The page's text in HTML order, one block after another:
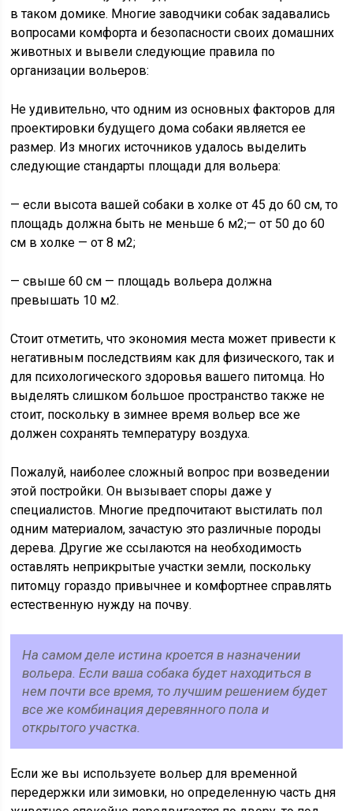
в таком домике. Многие заводчики собак задавались
вопросами комфорта и безопасности своих домашних
животных и вывели следующие правила по
организации вольеров:
Не удивительно, что одним из основных факторов для
проектировки будущего дома собаки является ее
размер. Из многих источников удалось выделить
следующие стандарты площади для вольера:
— если высота вашей собаки в холке от 45 до 60 см, то
площадь должна быть не меньше 6 м2;— от 50 до 60
см в холке — от 8 м2;
— свыше 60 см — площадь вольера должна
превышать 10 м2.
Стоит отметить, что экономия места может привести к
негативным последствиям как для физического, так и
для психологического здоровья вашего питомца. Но
выделять слишком большое пространство также не
стоит, поскольку в зимнее время вольер все же
должен сохранять температуру воздуха.
Пожалуй, наиболее сложный вопрос при возведении
этой постройки. Он вызывает споры даже у
специалистов. Многие предпочитают выстилать пол
одним материалом, зачастую это различные породы
дерева. Другие же ссылаются на необходимость
оставлять неприкрытые участки земли, поскольку
питомцу гораздо привычнее и комфортнее справлять
естественную нужду на почву.
На самом деле истина кроется в назначении
вольера. Если ваша собака будет находиться в
нем почти все время, то лучшим решением будет
все же комбинация деревянного пола и
открытого участка.
Если же вы используете вольер для временной
передержки или зимовки, но определенную часть дня